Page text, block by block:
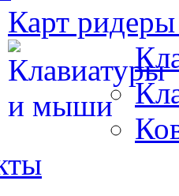
Карт